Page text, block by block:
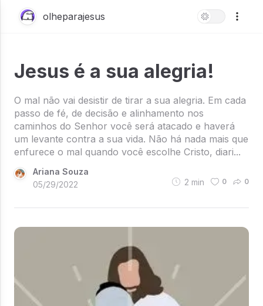
olheparajesus
Jesus é a sua alegria!
O mal não vai desistir de tirar a sua alegria. Em cada
passo de fé, de decisão e alinhamento nos
caminhos do Senhor você será atacado e haverá
um levante contra a sua vida. Não há nada mais que
enfurece o mal quando você escolhe Cristo, diari...
Ariana Souza
05/29/2022
2 min 0 0